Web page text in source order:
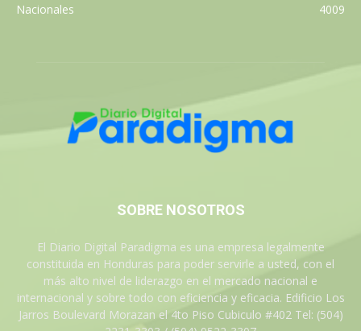
Nacionales
4009
SOBRE NOSOTROS
El Diario Digital Paradigma es una empresa legalmente
constituida en Honduras para poder servirle a usted, con el
más alto nivel de liderazgo en el mercado nacional e
internacional y sobre todo con eficiencia y eficacia. Edificio Los
Jarros Boulevard Morazan el 4to Piso Cubiculo #402 Tel: (504)